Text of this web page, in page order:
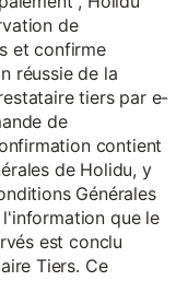
de
et confirme
réussie de la
tiers par e-
de
contient
de Holidu, y
Générales
que le
est conclu
Tiers. Ce